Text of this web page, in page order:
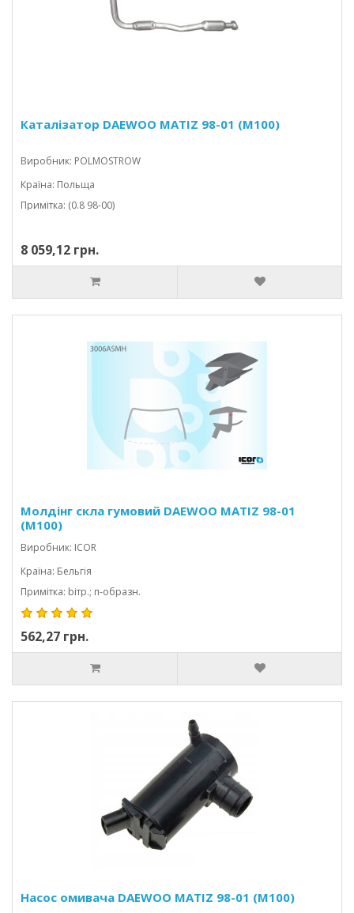
Каталізатор DAEWOO MATIZ 98-01 (M100)
Виробник: POLMOSTROW
Країна: Польща
Примітка: (0.8 98-00)
8 059,12 грн.
Молдінг скла гумовий DAEWOO MATIZ 98-01
(M100)
Виробник: ICOR
Країна: Бельгія
Примітка: bітр.; п-образн.
562,27 грн.
Насос омивача DAEWOO MATIZ 98-01 (M100)